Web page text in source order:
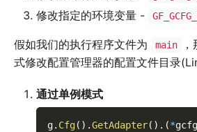
修改指定的环境变量 -
假如我们的执行程序文件为 main
式修改配置管理器的配置文件目录
通过单例模式
g. Cfg( ) .GetAdapter( ) . (*gcfg